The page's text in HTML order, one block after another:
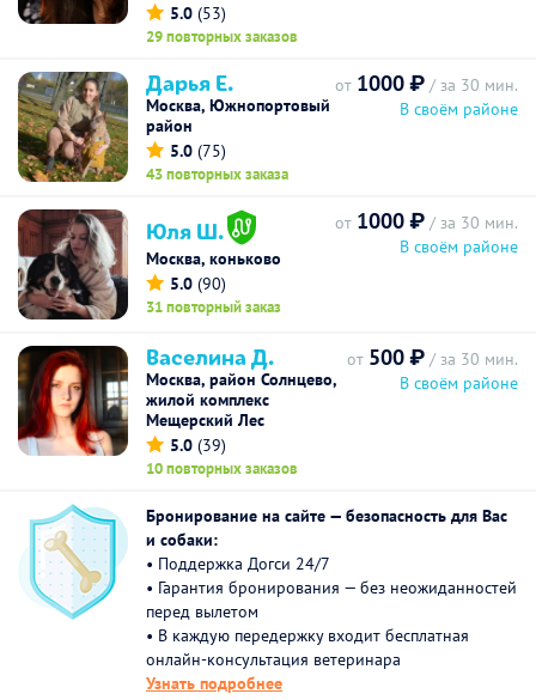
5.0 (53)
29 повторных заказов
Дарья Е.
Москва, Южнопортовый
район
5.0 (75)
43 повторных заказа
от 1000 ₽ / за 30 мин.
В своём районе
Юля Ш.
Москва, коньково
5.0 (90)
31 повторный заказ
от 1000 ₽ / за 30 мин.
В своём районе
Васелина Д.
Москва, район Солнцево,
жилой комплекс
Мещерский Лес
5.0 (39)
10 повторных заказов
от 500 ₽ / за 30 мин.
В своём районе
Бронирование на сайте — безопасность для Вас
и собаки:
• Поддержка Догси 24/7
• Гарантия бронирования — без неожиданностей
перед вылетом
• В каждую передержку входит бесплатная
онлайн-консультация ветеринара
Узнать подробнее